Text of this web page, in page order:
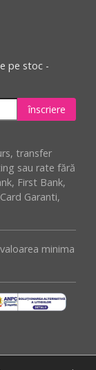
pe stoc -
înscriere
transfer
sau rate fără
First Bank,
Garanti,
minima